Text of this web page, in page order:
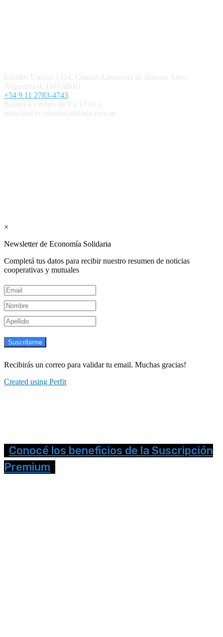
Estados Unidos 1354, Ciudad Autónoma de Buenos Aires,
Argentina (C1101ABB)
+54 9 11 2783-4743
(Lunes a viernes de 9 a 17 hs.)
noticias@economiasolidaria.com.ar
×
Newsletter de Economía Solidaria
Completá tus datos para recibir nuestro resumen de noticias
cooperativas y mutuales
Suscribirme
Recibirás un correo para validar tu email. Muchas gracias!
Created using Perfit
Conocé los beneficios de la Suscripción
Premium